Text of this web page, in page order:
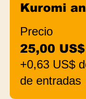
Kuromi
Precio
25,00 US$
+0,63 US$
de entradas